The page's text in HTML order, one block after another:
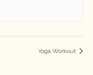
Yoga Workout